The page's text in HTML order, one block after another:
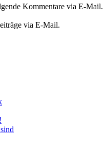
Kommentare via E-Mail.
via E-Mail.